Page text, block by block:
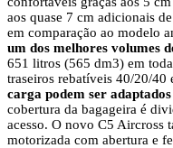
aos quase 7 cm adicionais
em comparação ao modelo
um dos melhores volumes
651 litros (565 dm3) em
traseiros rebatíveis 40/20/40
carga podem ser adaptados
cobertura da bagageira é
acesso. O novo C5 Aircross
motorizada com abertura e